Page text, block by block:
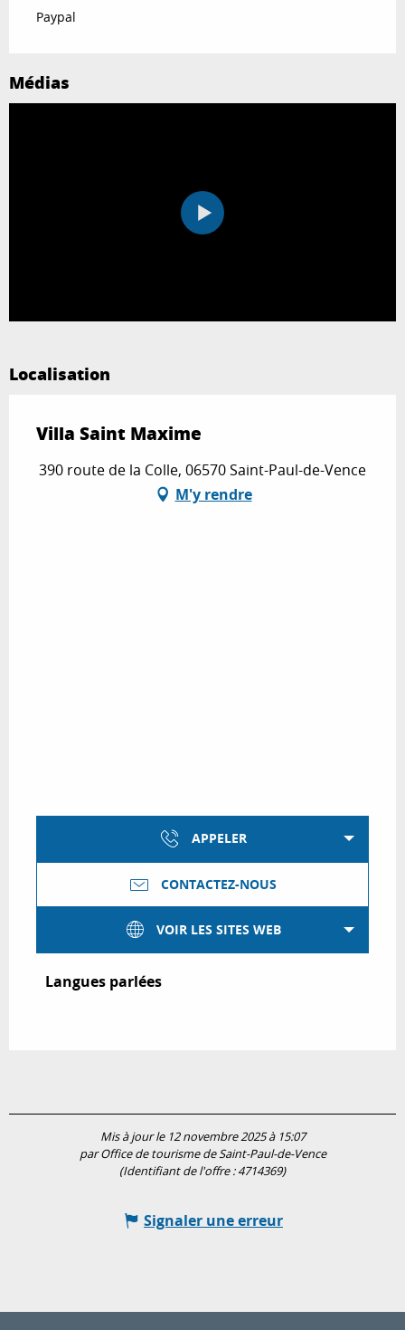
Paypal
Médias
Localisation
Villa Saint Maxime
390 route de la Colle, 06570 Saint-Paul-de-Vence
M'y rendre
APPELER
CONTACTEZ-NOUS
VOIR LES SITES WEB
Langues parlées
Langues parlées
Mis à jour le 12 novembre 2025 à 15:07
par Office de tourisme de Saint-Paul-de-Vence
(Identifiant de l'offre :4714369)
Signaler une erreur